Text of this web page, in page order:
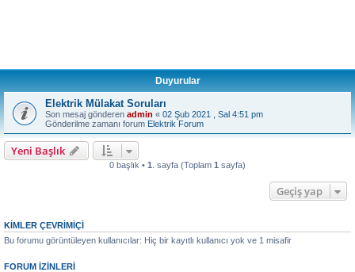
Duyurular
Elektrik Mülakat Soruları
Son mesaj gönderen admin « 02 Şub 2021 , Sal 4:51 pm
Gönderilme zamanı forum Elektrik Forum
Yeni Başlık
0 başlık • 1 . sayfa (Toplam 1 sayfa)
Geçiş yap
KIMLER ÇEVRIMIÇI
Bu forumu görüntüleyen kullanıcılar: Hiç bir kayıtlı kullanıcı yok ve 1 misafir
FORUM IZINLERI